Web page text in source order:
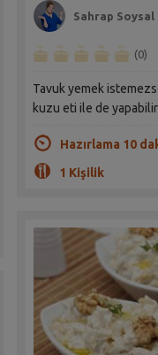
Sahrap Soysal
(0)
Tavuk yemek
kuzu eti ile de
Hazırlama 10
1 Kişilik